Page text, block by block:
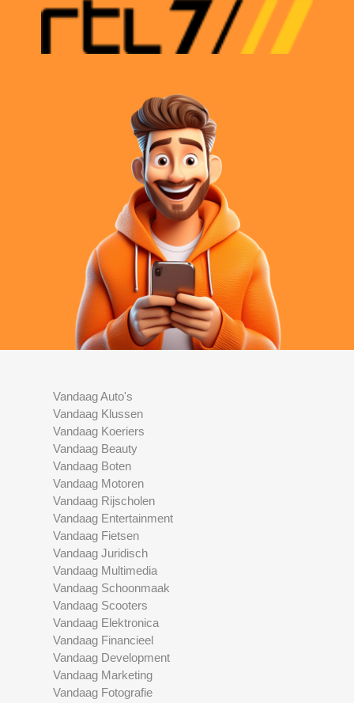
Vandaag Auto's
Vandaag Klussen
Vandaag Koeriers
Vandaag Beauty
Vandaag Boten
Vandaag Motoren
Vandaag Rijscholen
Vandaag Entertainment
Vandaag Fietsen
Vandaag Juridisch
Vandaag Multimedia
Vandaag Schoonmaak
Vandaag Scooters
Vandaag Elektronica
Vandaag Financieel
Vandaag Development
Vandaag Marketing
Vandaag Fotografie